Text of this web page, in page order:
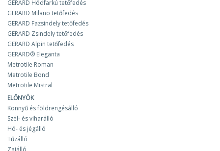
GERARD Hódfarkú tetőfedés
GERARD Milano tetőfedés
GERARD Fazsindely tetőfedés
GERARD Zsindely tetőfedés
GERARD Alpin tetőfedés
GERARD® Eleganta
Metrotile Roman
Metrotile Bond
Metrotile Mistral
ELŐNYÖK
Könnyű és földrengésálló
Szél- és viharálló
Hó- és jégálló
Tűzálló
Zajálló